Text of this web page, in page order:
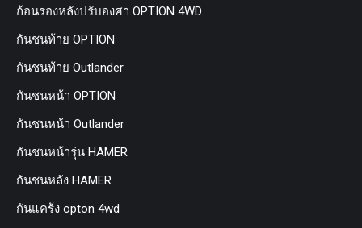
ก้อนรองหลังปรับองศา OPTION 4WD
กันชนท้าย OPTION
กันชนท้าย Outlander
กันชนหน้า OPTION
กันชนหน้า Outlander
กันชนหน้ารุ่น HAMER
กันชนหลัง HAMER
กันแคร้ง opton 4wd